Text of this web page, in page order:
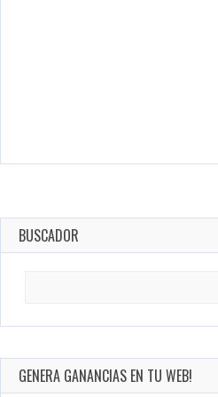
BUSCADOR
GENERA GANANCIAS EN TU WEB!